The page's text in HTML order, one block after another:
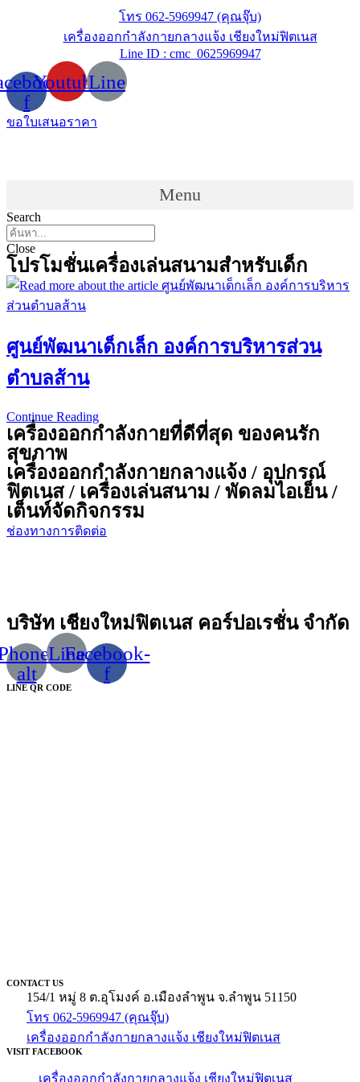
โทร 062-5969947 (คุณจุ๊บ)
เครื่องออกกำลังกายกลางแจ้ง เชียงใหม่ฟิตเนส
Line ID : cmc_0625969947
f
YoutubeLine
ขอใบเสนอราคา
Menu
Search
Close
โปรโมชั่นเครื่องเล่นสนามสำหรับเด็ก
ศูนย์พัฒนาเด็กเล็ก องค์การบริหารส่วน
ตำบลส้าน
Continue Readingศูนย์
พัฒนา
เด็ก
เล็ก
องค์การ
บริหาร
ส่วน
เครื่องออกกำลังกายที่ดีที่สุด ของคนรัก
สุขภาพ
เครื่องออกกำลังกายกลางแจ้ง / อุปกรณ์
ฟิตเนส / เครื่องเล่นสนาม / พัดลมไอเย็น /
เต็นท์จัดกิจกรรม
ช่องทางการติดต่อ
บริษัท เชียงใหม่ฟิตเนส คอร์ปอเรชั่น จำกัด
alt
Line
Facebook-
f
LINE QR CODE
CONTACT US
154/1 หมู่ 8 ต.อุโมงค์ อ.เมืองลำพูน จ.ลำพูน 51150
โทร 062-5969947 (คุณจุ๊บ)
เครื่องออกกำลังกายกลางแจ้ง เชียงใหม่ฟิตเนส
VISIT FACEBOOK
เครื่องออกกำลังกายกลางแจ้ง เชียงใหม่ฟิตเนส